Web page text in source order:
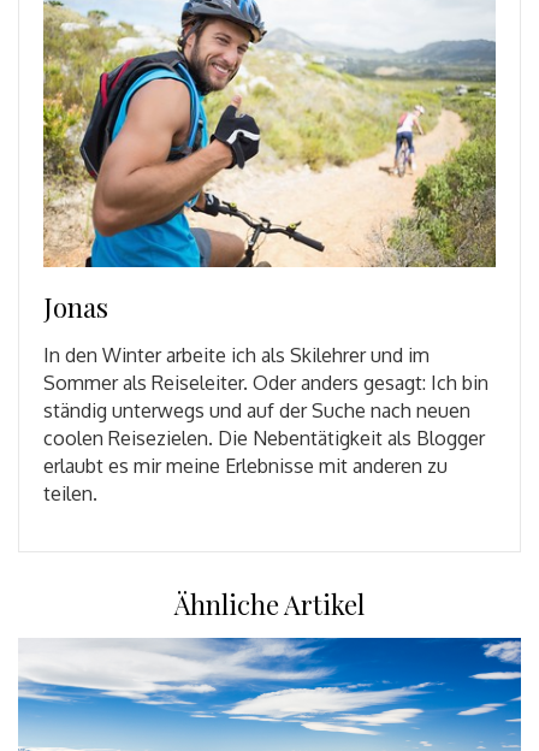
Jonas
In den Winter arbeite ich als Skilehrer und im
Sommer als Reiseleiter. Oder anders gesagt: Ich bin
ständig unterwegs und auf der Suche nach neuen
coolen Reisezielen. Die Nebentätigkeit als Blogger
erlaubt es mir meine Erlebnisse mit anderen zu
teilen.
Ähnliche Artikel